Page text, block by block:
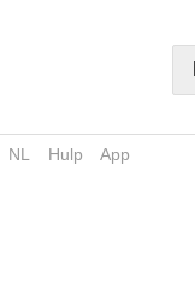
NL Hulp App